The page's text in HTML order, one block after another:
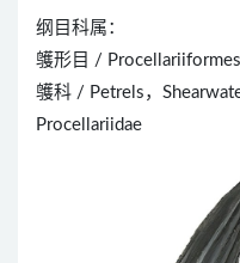
纲目科属：
鹱形目 / Procellariiformes
鹱科 / Petrels，
Procellariidae